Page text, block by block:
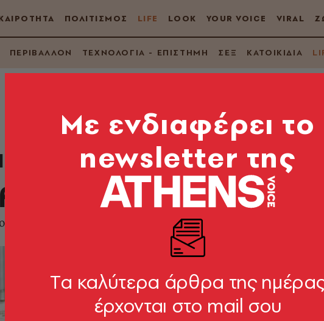
ΠΟΛΙΤΙΣΜΟΣ LIFE LOOK YOUR VOICE VIRAL
ΠΕΡΙΒΑΛΛΟΝ ΤΕΧΝΟΛΟΓΙΑ - ΕΠΙΣΤΗΜΗ ΣΕΞ ΚΑΤΟΙΚΙΔΙΑ
το τατουάζ σου; 12
και ποια είναι η σωστή διαδικασία
Mε ενδιαφέρει το
newsletter της
Tα καλύτερα άρθρα της
έρχονται στο mail σου